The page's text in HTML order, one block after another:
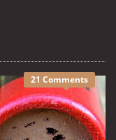
21 Comments